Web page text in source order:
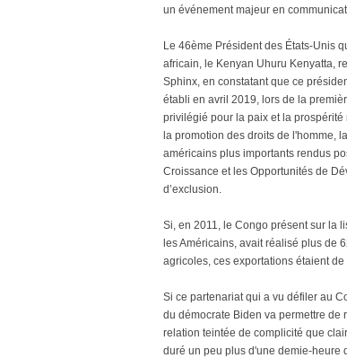
un événement majeur en
Le 46ème Président des États-Unis
africain, le Kenyan Uhuru Kenyatta,
Sphinx, en constatant que ce
établi en avril 2019, lors de la
privilégié pour la paix et la
la promotion des droits de l'homme,
américains plus importants rendus
Croissance et les Opportunités de
d’exclusion.
Si, en 2011, le Congo présent sur la
les Américains, avait réalisé plus de
agricoles, ces exportations étaient
Si ce partenariat qui a vu défiler au
du démocrate Biden va permettre de
relation teintée de complicité que
duré un peu plus d'une demie-heure